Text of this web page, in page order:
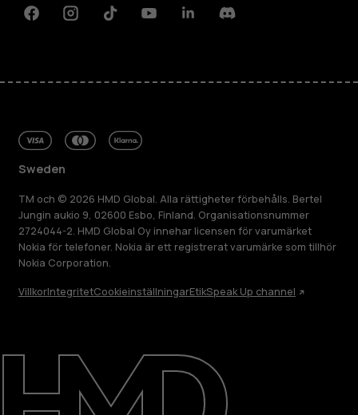
Reparera, återanvända, återvinna
Hållbarhet
Kundservice
FacebookInstagramTiktokYoutubeLinkedinDiscord
Sweden
TM och © 2026 HMD Global. Alla rättigheter förbehålls. Bertel
Jungin aukio 9, 02600 Esbo, Finland. Organisationsnummer
2724044-2. HMD Global Oy innehar licensen för varumärket
Nokia för telefoner. Nokia är ett registrerat varumärke som tillhör
Nokia Corporation.
VillkorIntegritetCookieinställningarEtikSpeak Up channel